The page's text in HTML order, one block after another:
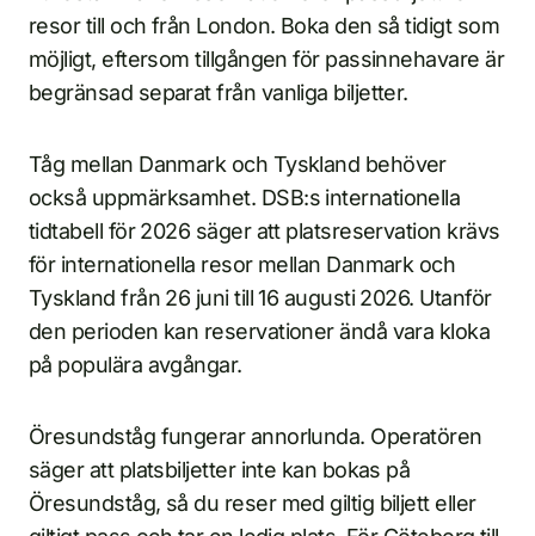
resor till och från London. Boka den så tidigt som
möjligt, eftersom tillgången för passinnehavare är
begränsad separat från vanliga biljetter.
Tåg mellan Danmark och Tyskland behöver
också uppmärksamhet. DSB:s internationella
tidtabell för 2026 säger att platsreservation krävs
för internationella resor mellan Danmark och
Tyskland från 26 juni till 16 augusti 2026. Utanför
den perioden kan reservationer ändå vara kloka
på populära avgångar.
Öresundståg fungerar annorlunda. Operatören
säger att platsbiljetter inte kan bokas på
Öresundståg, så du reser med giltig biljett eller